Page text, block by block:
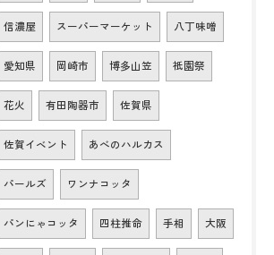
信濃屋 スーパーマーケット 八丁味噌
愛知県 岡崎市 博多山笠 祇園祭
花火 有田陶器市 佐賀県
佐賀イベント あべのハルカス
パールズ ワンナコッタ
パンにゃコッタ 四柱推命 手相 大阪